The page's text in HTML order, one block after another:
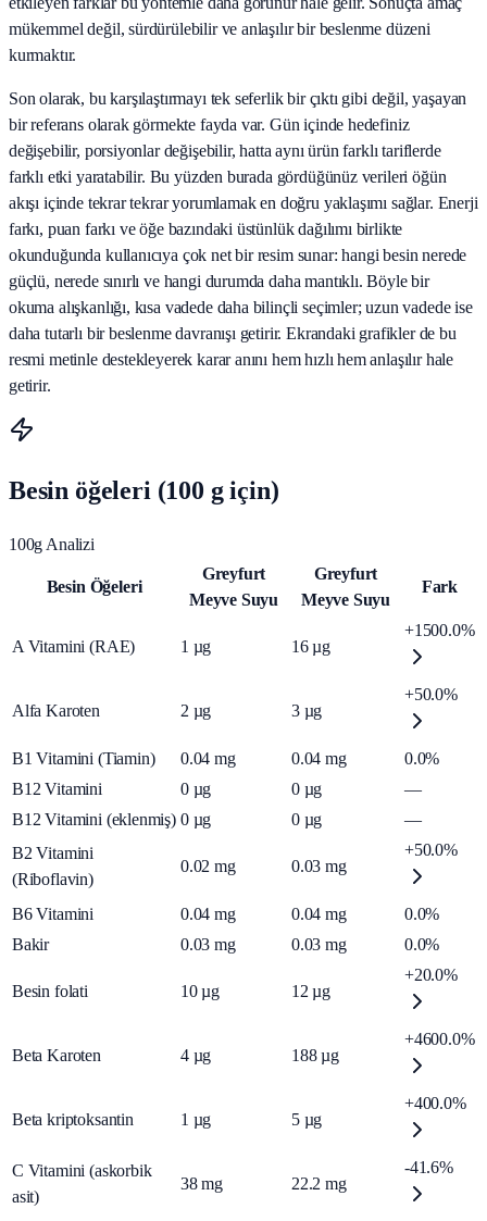
mükemmel değil, sürdürülebilir ve anlaşılır bir beslenme düzeni
kurmaktır.
Son olarak, bu karşılaştırmayı tek seferlik bir çıktı gibi değil, yaşayan
bir referans olarak görmekte fayda var. Gün içinde hedefiniz
değişebilir, porsiyonlar değişebilir, hatta aynı ürün farklı tariflerde
farklı etki yaratabilir. Bu yüzden burada gördüğünüz verileri öğün
akışı içinde tekrar tekrar yorumlamak en doğru yaklaşımı sağlar. Enerji
farkı, puan farkı ve öğe bazındaki üstünlük dağılımı birlikte
okunduğunda kullanıcıya çok net bir resim sunar: hangi besin nerede
güçlü, nerede sınırlı ve hangi durumda daha mantıklı. Böyle bir
okuma alışkanlığı, kısa vadede daha bilinçli seçimler; uzun vadede ise
daha tutarlı bir beslenme davranışı getirir. Ekrandaki grafikler de bu
resmi metinle destekleyerek karar anını hem hızlı hem anlaşılır hale
getirir.
Besin öğeleri (100 g için)
100g Analizi
Besin Öğeleri
Greyfurt
Meyve Suyu
Greyfurt
Meyve Suyu
Fark
A Vitamini (RAE) 1 µg 16 µg
+1500.0%
Alfa Karoten 2 µg 3 µg
+50.0%
B1 Vitamini (Tiamin) 0.04 mg 0.04 mg
0.0%
B12 Vitamini
0 µg 0 µg
—
B12 Vitamini (eklenmiş) 0 µg 0 µg
—
B2 Vitamini
(Riboflavin)
0.02 mg 0.03 mg
+50.0%
B6 Vitamini 0.04 mg 0.04 mg
0.0%
Bakir
0.03 mg 0.03 mg 0.0%
Besin folati 10 µg 12 µg
+20.0%
Beta Karoten 4 µg 188 µg
+4600.0%
Beta kriptoksantin 1 µg 5 µg
+400.0%
C Vitamini (askorbik
asit)
38 mg 22.2 mg
-41.6%